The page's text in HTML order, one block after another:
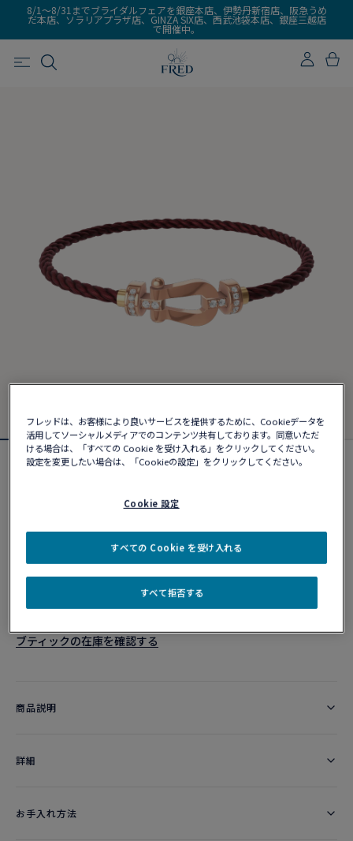
8/1～8/31までブライダルフェアを銀座本店、伊勢丹新宿店、阪急うめ
だ本店、ソラリアプラザ店、GINZA SIX店、西武池袋本店、銀座三越店
で開催中。
フォース10ブレスレット
カスタマイズ
ショッピングバッグに追加
ブティックの在庫を確認する​
商品説明
詳細​
お手入れ方法
フレッドは、お客様により良いサービスを提供するために、Cookieデータを
活用してソーシャルメディアでのコンテンツ共有しております。同意いただ
ける場合は、「すべての Cookie を受け入れる」をクリックしてください。
設定を変更したい場合は、「Cookieの設定」をクリックしてください。
Cookie 設定
すべて拒否する
すべての Cookie を受け入れる